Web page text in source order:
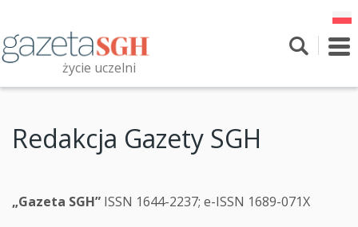
treści
życie uczelni
Redakcja Gazety SGH
„Gazeta SGH” ISSN 1644-2237; e-ISSN 1689-071X